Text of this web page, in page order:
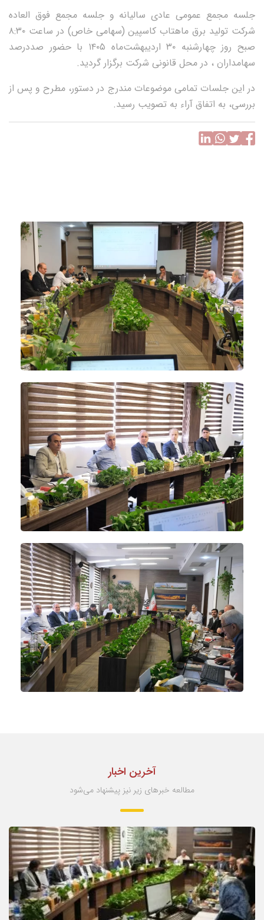
جلسه مجمع عمومی عادی سالیانه و جلسه مجمع فوق العاده
شرکت تولید برق ماهتاب کاسپین (سهامی خاص) در ساعت ۸:۳۰
صبح روز چهارشنبه ۳۰ اردیبهشت‌ماه ۱۴۰۵ با حضور صددرصد
سهامداران ، در محل قانونی شرکت برگزار گردید.
در این جلسات تمامی موضوعات مندرج در دستور، مطرح و پس از
بررسی، به اتفاق آراء به تصویب رسید.
آخرین اخبار
مطالعه خبرهای زیر نیز پیشنهاد می‌شود